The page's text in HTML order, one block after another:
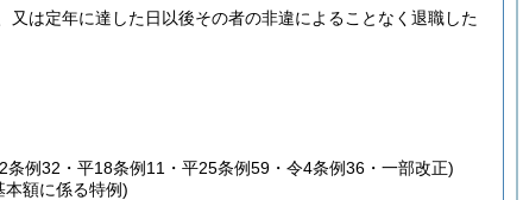
は定年に達した日以後その者の非違によることなく退職した
例32・平18条例11・平25条例59・令4条例36・一部改正)
額に係る特例)